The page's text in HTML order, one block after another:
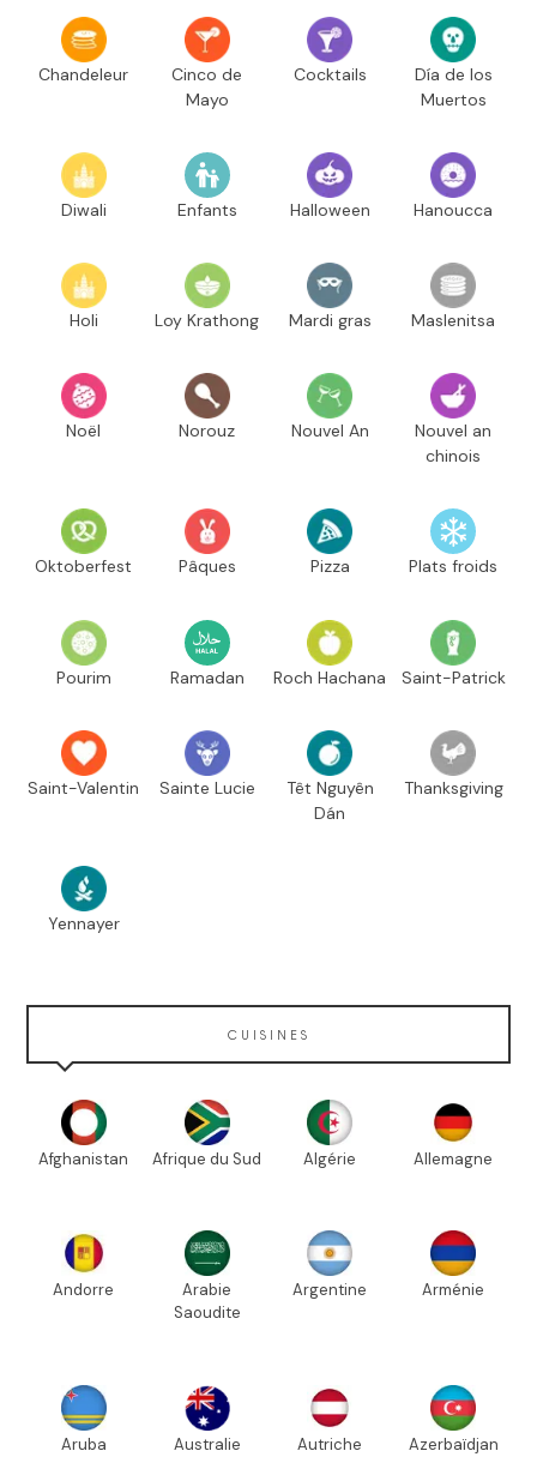
Chandeleur
Cinco de
Mayo
Cocktails
Día de los
Muertos
Diwali Enfants Halloween Hanoucca
Holi Loy Krathong Mardi gras Maslenitsa
Noël Norouz Nouvel An
Nouvel an
chinois
Oktoberfest Pâques Pizza Plats froids
Pourim Ramadan Roch Hachana Saint-Patrick
Saint-Valentin Sainte Lucie
Têt Nguyên
Dán
Thanksgiving
Yennayer
CUISINES
Afghanistan Afrique du Sud Algérie Allemagne
Andorre
Arabie
Saoudite
Argentine Arménie
Aruba Australie Autriche Azerbaïdjan